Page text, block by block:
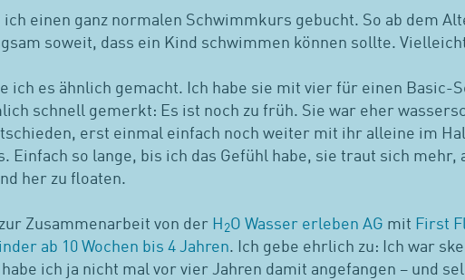
einen ganz normalen Schwimmkurs gebucht. So ab dem
soweit, dass ein Kind schwimmen können sollte.
ich es ähnlich gemacht. Ich habe sie mit vier für einen Basic-
schnell gemerkt: Es ist noch zu früh. Sie war eher
erst einmal einfach noch weiter mit ihr alleine im
Einfach so lange, bis ich das Gefühl habe, sie traut sich mehr,
her zu floaten.
Zusammenarbeit von der H 2O Wasser erleben AG mit First
ab 10 Wochen bis 4 Jahren. Ich gebe ehrlich zu: Ich war
ich ja nicht mal vor vier Jahren damit angefangen – und